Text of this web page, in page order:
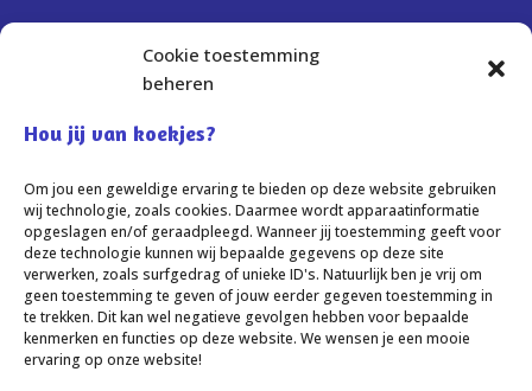
Cookie toestemming
beheren
Hou jij van koekjes?
Om jou een geweldige ervaring te bieden op deze website gebruiken
wij technologie, zoals cookies. Daarmee wordt apparaatinformatie
opgeslagen en/of geraadpleegd. Wanneer jij toestemming geeft voor
deze technologie kunnen wij bepaalde gegevens op deze site
verwerken, zoals surfgedrag of unieke ID's. Natuurlijk ben je vrij om
geen toestemming te geven of jouw eerder gegeven toestemming in
te trekken. Dit kan wel negatieve gevolgen hebben voor bepaalde
kenmerken en functies op deze website. We wensen je een mooie
ervaring op onze website!
Bedrijfsgegevens:
Centrum Sprankel
Elst (Gelderland)
info@centrumsprankel.nl
KvK-nummer: 69236259
Algemene voorwaarden
Disclaimer
Privacybeleid